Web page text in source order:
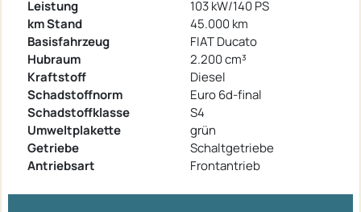
Leistung
103 kW/140 PS
km Stand
45.000 km
Basisfahrzeug
FIAT Ducato
Hubraum
2.200 cm³
Kraftstoff
Diesel
Schadstoffnorm
Euro 6d-final
Schadstoffklasse
S4
Umweltplakette
grün
Getriebe
Schaltgetriebe
Antriebsart
Frontantrieb